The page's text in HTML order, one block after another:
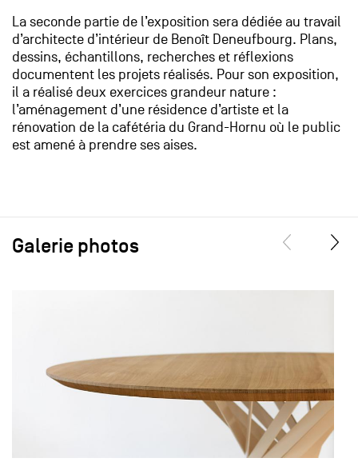
La seconde partie de l’exposition sera dédiée au travail
d’architecte d’intérieur de Benoît Deneufbourg. Plans,
dessins, échantillons, recherches et réflexions
documentent les projets réalisés. Pour son exposition,
il a réalisé deux exercices grandeur nature :
l’aménagement d’une résidence d’artiste et la
rénovation de la cafétéria du Grand-Hornu où le public
est amené à prendre ses aises.
Galerie photos